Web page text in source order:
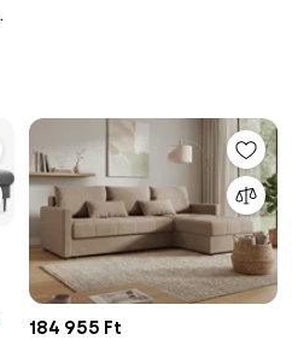
184 955 Ft